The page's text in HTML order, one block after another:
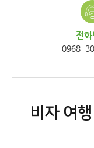
전
0968-
비자 여